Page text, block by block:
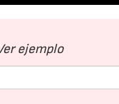
ejemplo